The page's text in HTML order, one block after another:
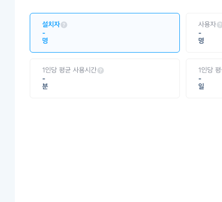
설치자
-
명
사용자
-
명
1인당 평균 사용시간
-
분
1인당
-
일